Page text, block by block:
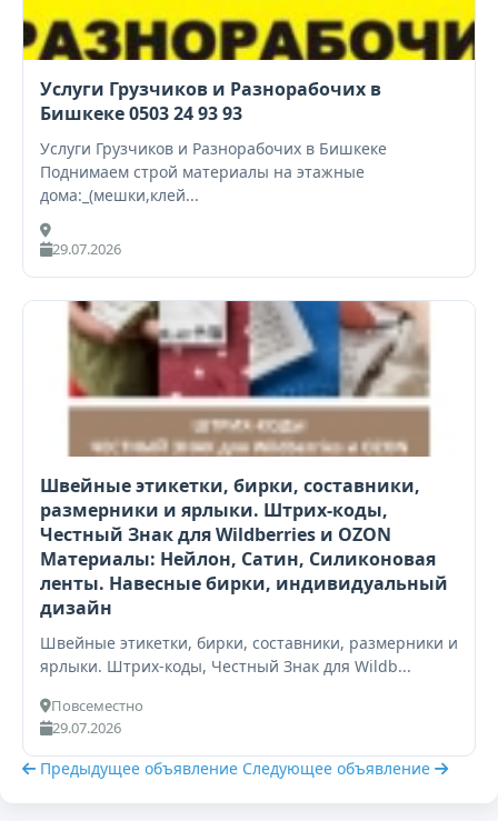
Услуги Грузчиков и Разнорабочих в
Бишкеке 0503 24 93 93
Услуги Грузчиков и Разнорабочих в Бишкеке
Поднимаем строй материалы на этажные
дома:_(мешки,клей...
29.07.2026
Швейные этикетки, бирки, составники,
размерники и ярлыки. Штрих-коды,
Честный Знак для Wildberries и OZON
Материалы: Нейлон, Сатин, Силиконовая
ленты. Навесные бирки, индивидуальный
дизайн
Швейные этикетки, бирки, составники, размерники и
ярлыки. Штрих-коды, Честный Знак для Wildb...
Повсеместно
29.07.2026
Предыдущее объявление Следующее объявление